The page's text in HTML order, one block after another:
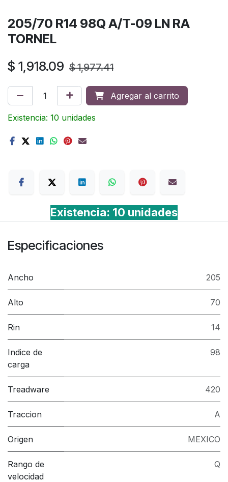
205/70 R14 98Q A/T-09 LN RA
TORNEL
$ 1,918.09 $1,977.41
Agregar al carrito
Existencia: 10 unidades
Existencia: 10 unidades
Especificaciones
Ancho 205
Alto 70
Rin 14
Indice de
carga
98
Treadware 420
Traccion A
Origen MEXICO
Rango de
velocidad
Q